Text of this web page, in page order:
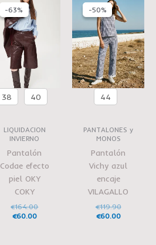
-63%
-63%
38 40
LIQUIDACION
INVIERNO
Pantalón
Codae efecto
piel OKY
COKY
€164.00
€164.00.
€60.00
actual
es:
€60.00.
-50%
-50%
44
PANTALONES y
MONOS
Pantalón
Vichy azul
encaje
VILAGALLO
€119.90
original
era:
€119.90.
€60.00
actual
es:
€60.00.